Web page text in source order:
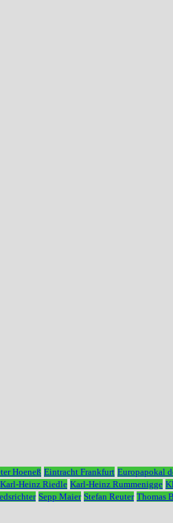
Hoeneß Eintracht Frankfurt Europapokal
Karl-Heinz Riedle Karl-Heinz Rummenigge
Sepp Maier Stefan Reuter Thomas